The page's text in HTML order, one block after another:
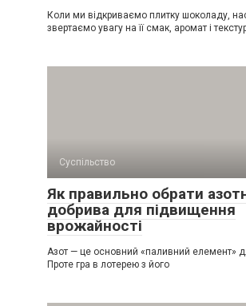
Коли ми відкриваємо плитку шоколаду,
звертаємо увагу на її смак, аромат і
Суспільство
Як правильно обрати
добрива для підвищення
врожайності
Азот — це основний «паливний елемент»
Проте гра в лотерею з його